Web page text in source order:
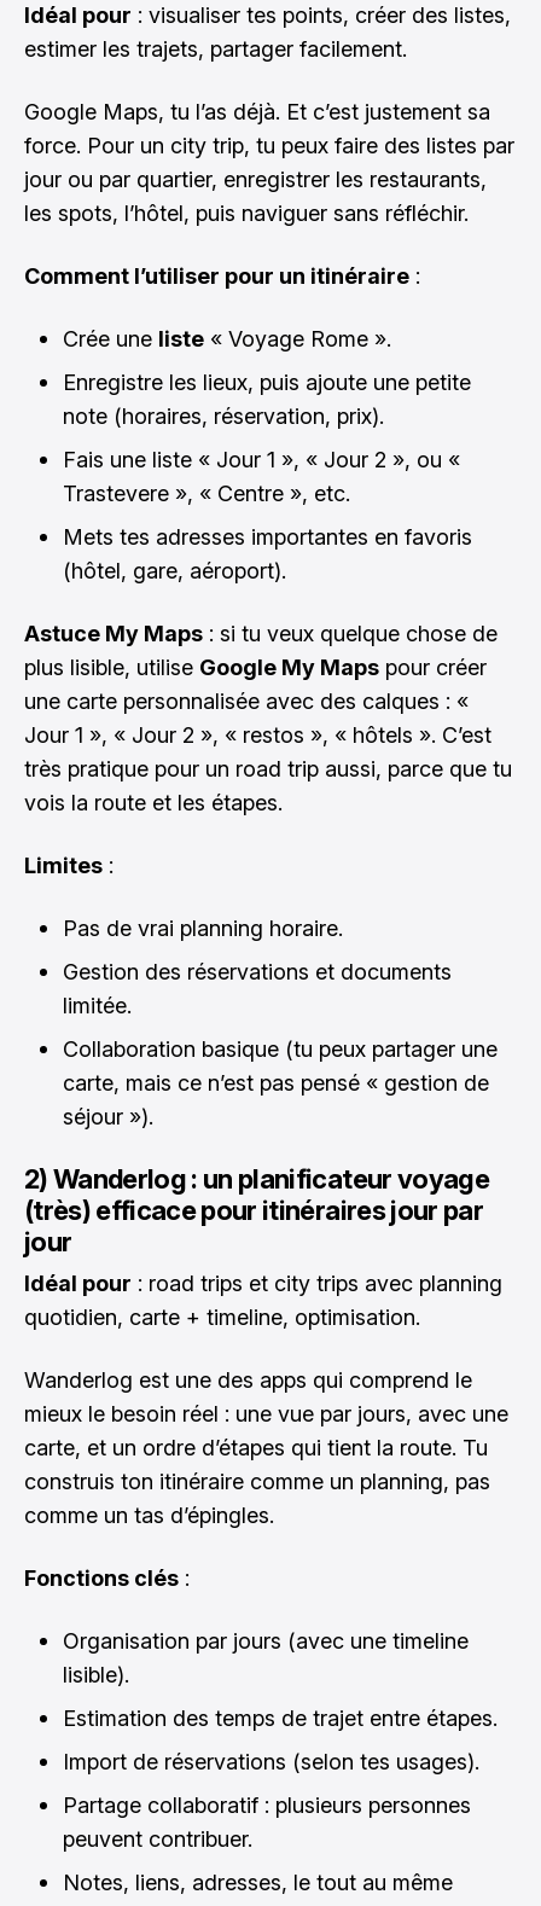
Idéal pour : visualiser tes points, créer des listes,
estimer les trajets, partager facilement.
Google Maps, tu l’as déjà. Et c’est justement sa
force. Pour un city trip, tu peux faire des listes par
jour ou par quartier, enregistrer les restaurants,
les spots, l’hôtel, puis naviguer sans réfléchir.
Comment l’utiliser pour un itinéraire :
Crée une liste « Voyage Rome ».
Enregistre les lieux, puis ajoute une petite
note (horaires, réservation, prix).
Fais une liste « Jour 1 », « Jour 2 », ou «
Trastevere », « Centre », etc.
Mets tes adresses importantes en favoris
(hôtel, gare, aéroport).
Astuce My Maps : si tu veux quelque chose de
plus lisible, utilise Google My Maps pour créer
une carte personnalisée avec des calques : «
Jour 1 », « Jour 2 », « restos », « hôtels ». C’est
très pratique pour un road trip aussi, parce que tu
vois la route et les étapes.
Limites :
Pas de vrai planning horaire.
Gestion des réservations et documents
limitée.
Collaboration basique (tu peux partager une
carte, mais ce n’est pas pensé « gestion de
séjour »).
2) Wanderlog : un planificateur voyage
(très) efficace pour itinéraires jour par
jour
Idéal pour : road trips et city trips avec planning
quotidien, carte + timeline, optimisation.
Wanderlog est une des apps qui comprend le
mieux le besoin réel : une vue par jours, avec une
carte, et un ordre d’étapes qui tient la route. Tu
construis ton itinéraire comme un planning, pas
comme un tas d’épingles.
Fonctions clés :
Organisation par jours (avec une timeline
lisible).
Estimation des temps de trajet entre étapes.
Import de réservations (selon tes usages).
Partage collaboratif : plusieurs personnes
peuvent contribuer.
Notes, liens, adresses, le tout au même